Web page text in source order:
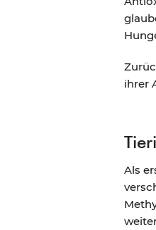
ihrer
Als